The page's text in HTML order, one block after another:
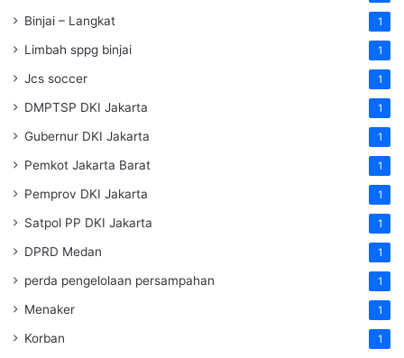
Binjai – Langkat 1
Limbah sppg binjai 1
Jcs soccer 1
DMPTSP DKI Jakarta 1
Gubernur DKI Jakarta 1
Pemkot Jakarta Barat 1
Pemprov DKI Jakarta 1
Satpol PP DKI Jakarta 1
DPRD Medan 1
perda pengelolaan persampahan 1
Menaker 1
Korban 1